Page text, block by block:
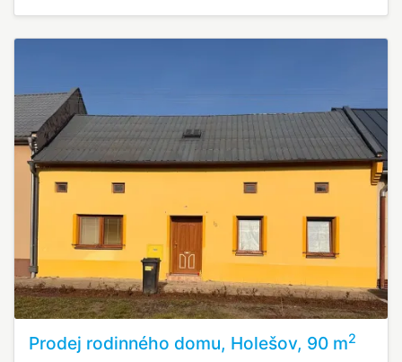
Prodej rodinného domu, Holešov, 90 m2